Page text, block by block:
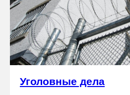
Уголовные дела